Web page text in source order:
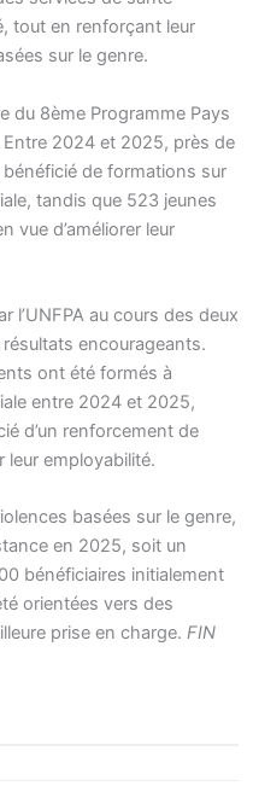
tout en renforçant leur
sur le genre.
du 8ème Programme Pays
2024 et 2025, près de
de formations sur
tandis que 523 jeunes
vue d’améliorer leur
l’UNFPA au cours des deux
encourageants.
ont été formés à
entre 2024 et 2025,
d’un renforcement de
leur employabilité.
basées sur le genre,
en 2025, soit un
bénéficiaires initialement
orientées vers des
prise en charge. FIN